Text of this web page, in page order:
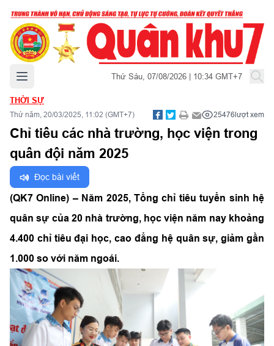
Mở menu chính Thứ Sáu, 07/08/2026 | 10:34 GMT+7
THỜI SỰ
Thứ năm, 20/03/2025, 11:02 (GMT+7) 25476lượt xem
Chỉ tiêu các nhà trường, học viện trong
quân đội năm 2025
Đọc bài viết
(QK7 Online) – Năm 2025, Tổng chỉ tiêu tuyển sinh hệ
quân sự của 20 nhà trường, học viện năm nay khoảng
4.400 chỉ tiêu đại học, cao đẳng hệ quân sự, giảm gần
1.000 so với năm ngoái.